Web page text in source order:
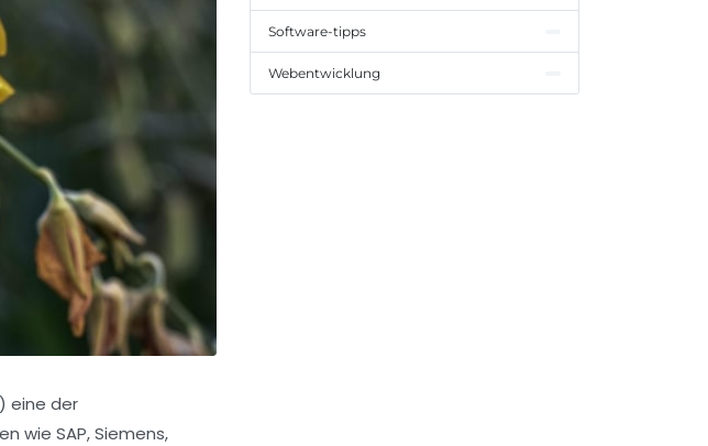
eine der
wie SAP, Siemens,
Software-tipps
Webentwicklung